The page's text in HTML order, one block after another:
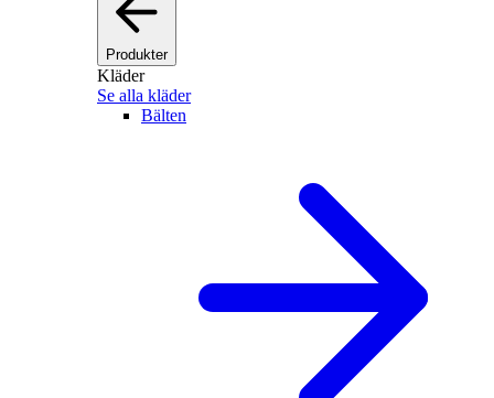
Produkter
Kläder
Se alla kläder
Bälten